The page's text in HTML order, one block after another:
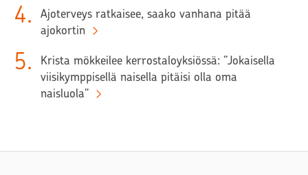
4.
Ajoterveys ratkaisee, saako vanhana pitää
ajokortin
5.
Krista mökkeilee kerrostaloyksiössä: ”Jokaisella
viisikymppisellä naisella pitäisi olla oma
naisluola”